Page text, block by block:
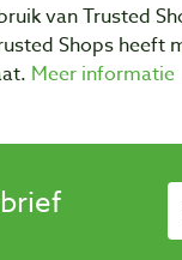
van Trusted
Shops heeft
Meer informatie